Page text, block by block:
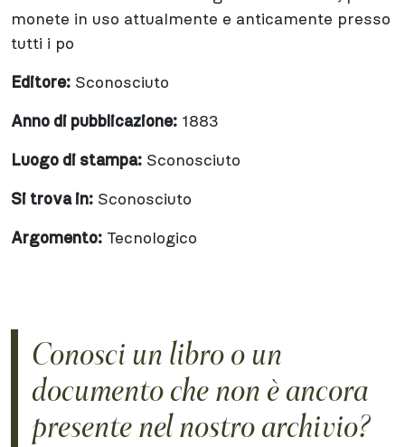
monete in uso attualmente e anticamente presso
tutti i po
Editore: Sconosciuto
Anno di pubblicazione: 1883
Luogo di stampa: Sconosciuto
Si trova in: Sconosciuto
Argomento: Tecnologico
Conosci un libro o un
documento che non è ancora
presente nel nostro archivio?